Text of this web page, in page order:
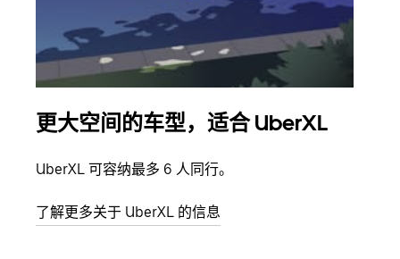
更大空间的车型，适合 UberXL
UberXL 可容纳最多 6 人同行。
了解更多关于 UberXL 的信息